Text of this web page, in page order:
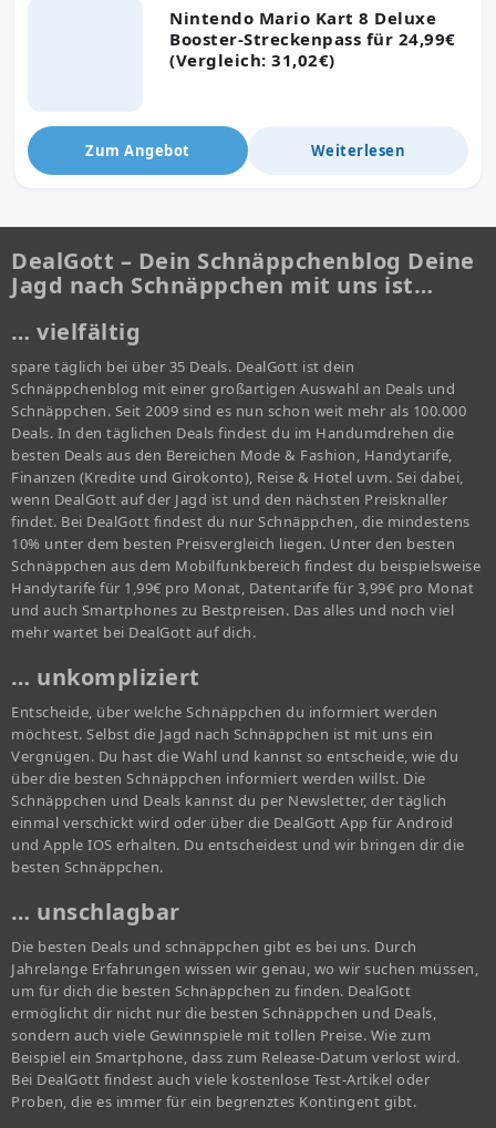
Nintendo Mario Kart 8 Deluxe
Booster-Streckenpass für 24,99€
(Vergleich: 31,02€)
Zum Angebot Weiterlesen
DealGott – Dein Schnäppchenblog Deine
Jagd nach Schnäppchen mit uns ist…
… vielfältig
spare täglich bei über 35 Deals. DealGott ist dein
Schnäppchenblog mit einer großartigen Auswahl an Deals und
Schnäppchen. Seit 2009 sind es nun schon weit mehr als 100.000
Deals. In den täglichen Deals findest du im Handumdrehen die
besten Deals aus den Bereichen Mode & Fashion, Handytarife,
Finanzen (Kredite und Girokonto), Reise & Hotel uvm. Sei dabei,
wenn DealGott auf der Jagd ist und den nächsten Preisknaller
findet. Bei DealGott findest du nur Schnäppchen, die mindestens
10% unter dem besten Preisvergleich liegen. Unter den besten
Schnäppchen aus dem Mobilfunkbereich findest du beispielsweise
Handytarife für 1,99€ pro Monat, Datentarife für 3,99€ pro Monat
und auch Smartphones zu Bestpreisen. Das alles und noch viel
mehr wartet bei DealGott auf dich.
… unkompliziert
Entscheide, über welche Schnäppchen du informiert werden
möchtest. Selbst die Jagd nach Schnäppchen ist mit uns ein
Vergnügen. Du hast die Wahl und kannst so entscheide, wie du
über die besten Schnäppchen informiert werden willst. Die
Schnäppchen und Deals kannst du per Newsletter, der täglich
einmal verschickt wird oder über die DealGott App für Android
und Apple IOS erhalten. Du entscheidest und wir bringen dir die
besten Schnäppchen.
… unschlagbar
Die besten Deals und schnäppchen gibt es bei uns. Durch
Jahrelange Erfahrungen wissen wir genau, wo wir suchen müssen,
um für dich die besten Schnäppchen zu finden. DealGott
ermöglicht dir nicht nur die besten Schnäppchen und Deals,
sondern auch viele Gewinnspiele mit tollen Preise. Wie zum
Beispiel ein Smartphone, dass zum Release-Datum verlost wird.
Bei DealGott findest auch viele kostenlose Test-Artikel oder
Proben, die es immer für ein begrenztes Kontingent gibt.